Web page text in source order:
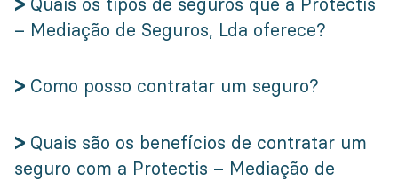
– Mediação de Seguros, Lda oferece?
> Como posso contratar um seguro?
> Quais são os benefícios de contratar um
seguro com a Protectis – Mediação de